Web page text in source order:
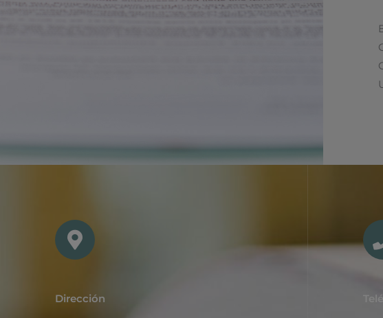
Dirección